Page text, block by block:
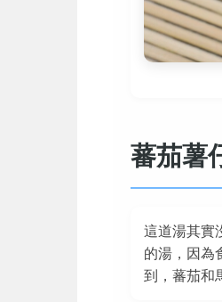
蕃茄薯
這道湯其實
的湯，因為
到，蕃茄和